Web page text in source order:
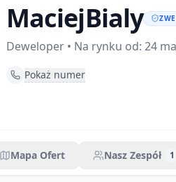
MaciejBialy
Deweloper • Na rynku od: 24
Pokaż numer
Mapa Ofert Nasz Zespół 1